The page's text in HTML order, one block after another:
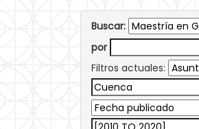
Buscar:
por
Filtros actuales: